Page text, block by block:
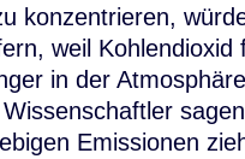
konzentrieren,
weil Kohlendioxid
in der
Emissionen